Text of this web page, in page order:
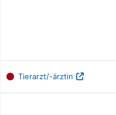
Tierarzt/-ärztin